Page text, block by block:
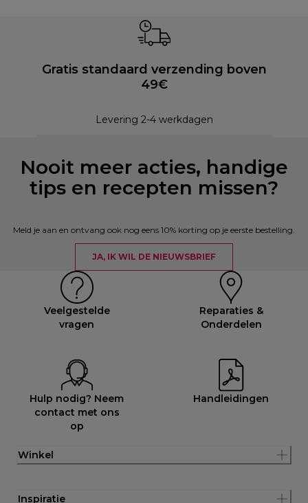
Gratis standaard verzending boven
49€
Levering 2-4 werkdagen
Nooit meer acties, handige
tips en recepten missen?
Meld je aan en ontvang ook nog eens 10% korting op je eerste bestelling.
JA, IK WIL DE NIEUWSBRIEF
Veelgestelde
vragen
Reparaties &
Onderdelen
Hulp nodig? Neem
contact met ons
op
Handleidingen
Winkel
Inspiratie